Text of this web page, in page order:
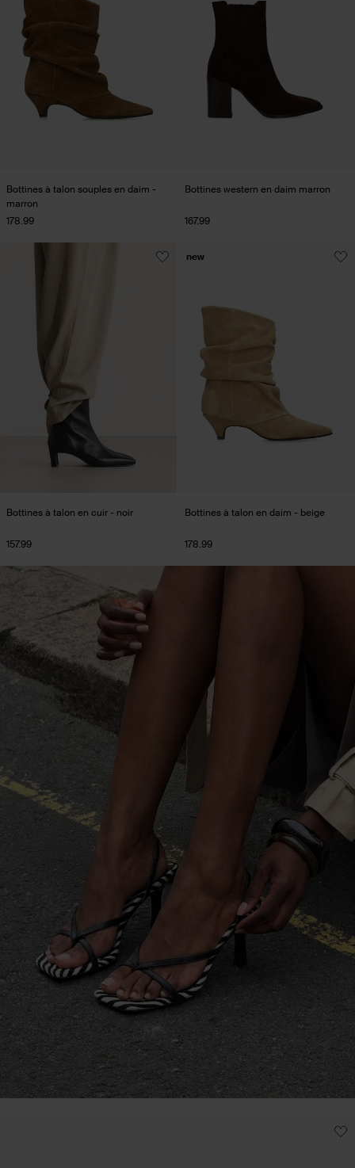
Bottines à talon souples en daim -
marron
178.99
Bottines western en daim marron
167.99
Bottines à talon en cuir - noir
157.99
Bottines à talon en daim - beige
178.99
new